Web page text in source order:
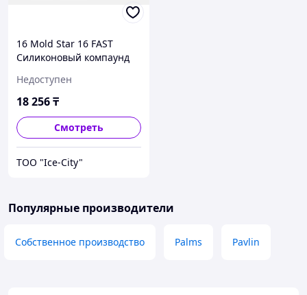
16 Mold Star 16 FAST
Силиконовый компаунд
кг
Недоступен
18 256₸
Смотреть
ТОО "Ice-City"
Популярные производители
Собственное производство Palms Pavlin